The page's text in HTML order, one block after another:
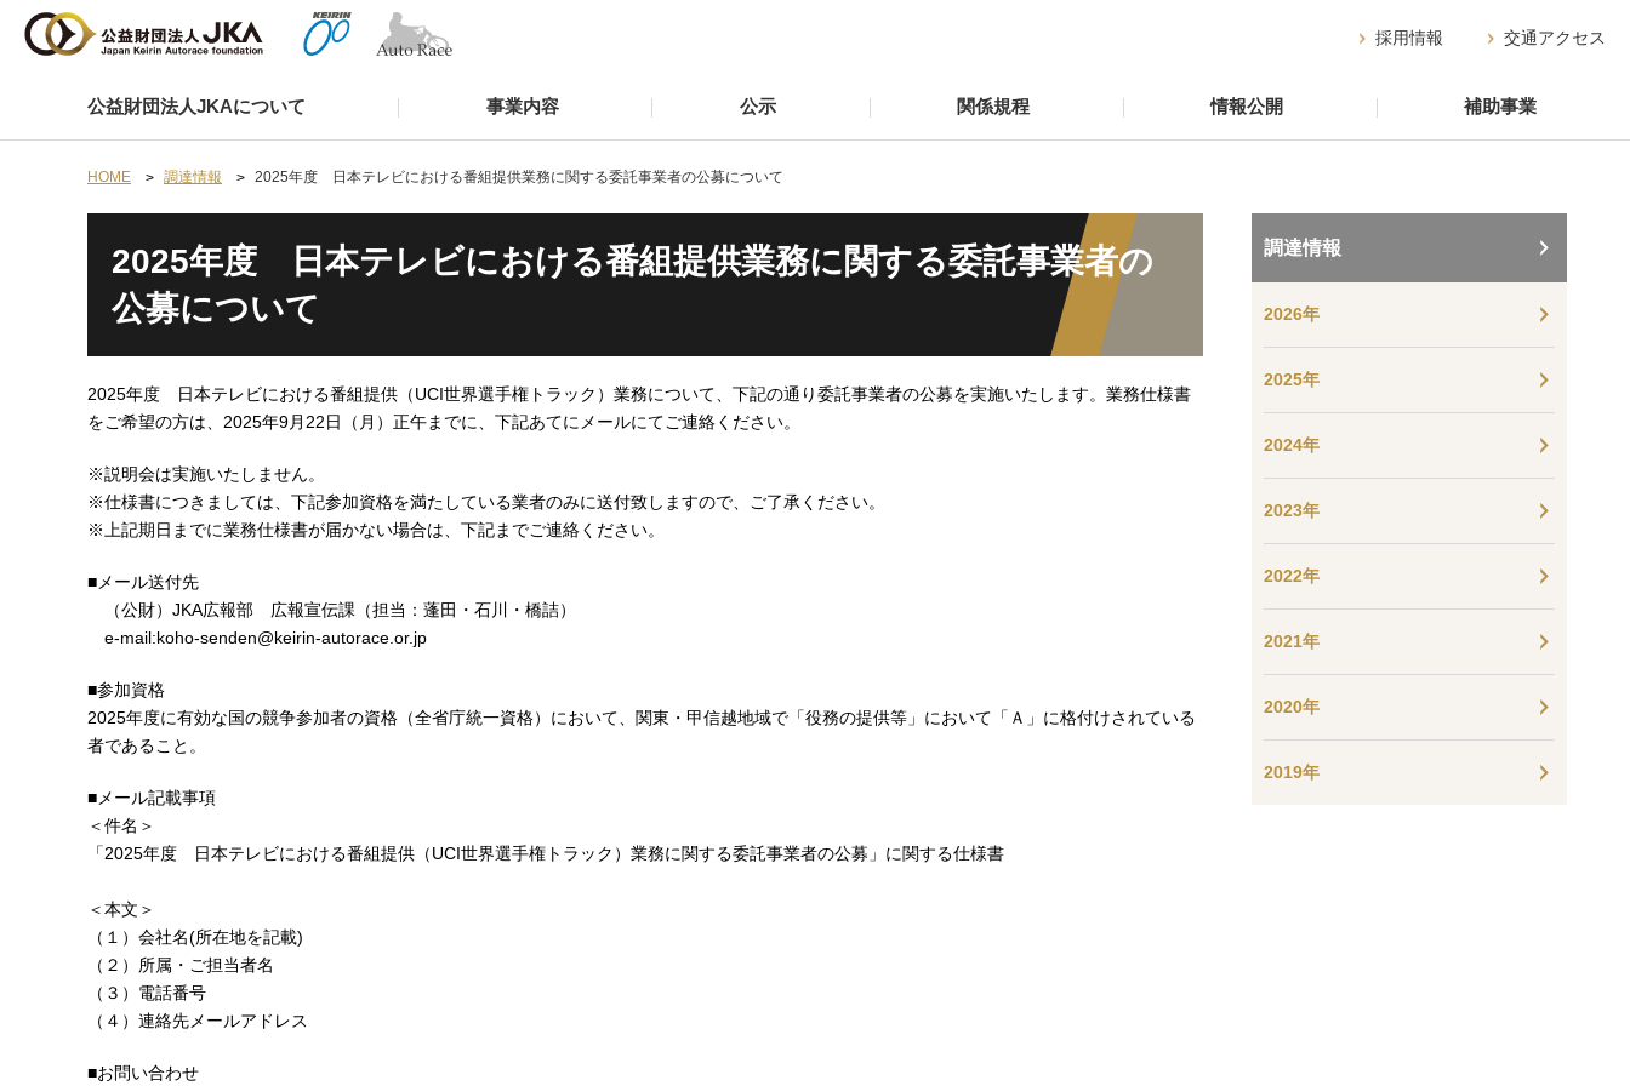
公益財団法人JKAについて 事業内容 公示 関係規程 情報公開 補助事業
採用情報 交通アクセス
HOME 調達情報 2025年度 日本テレビにおける番組提供業務に関する委託事業者の公募について
2025年度 日本テレビにおける番組提供業務に関する委託事業者の
公募について
2025年度 日本テレビにおける番組提供（UCI世界選手権トラック）業務について、下記の通り委託事業者の公募を実施いたします。業務仕様書
をご希望の方は、2025年9月22日（月）正午までに、下記あてにメールにてご連絡ください。
※説明会は実施いたしません。
※仕様書につきましては、下記参加資格を満たしている業者のみに送付致しますので、ご了承ください。
※上記期日までに業務仕様書が届かない場合は、下記までご連絡ください。
■メール送付先
（公財）JKA広報部 広報宣伝課（担当：蓬田・石川・橋詰）
e-mail:koho-senden@keirin-autorace.or.jp
■参加資格
2025年度に有効な国の競争参加者の資格（全省庁統一資格）において、関東・甲信越地域で「役務の提供等」において「Ａ」に格付けされている
者であること。
■メール記載事項
＜件名＞
「2025年度 日本テレビにおける番組提供（UCI世界選手権トラック）業務に関する委託事業者の公募」に関する仕様書
＜本文＞
（１）会社名(所在地を記載)
（２）所属・ご担当者名
（３）電話番号
（４）連絡先メールアドレス
■お問い合わせ
調達情報
2026年
2025年
2024年
2023年
2022年
2021年
2020年
2019年